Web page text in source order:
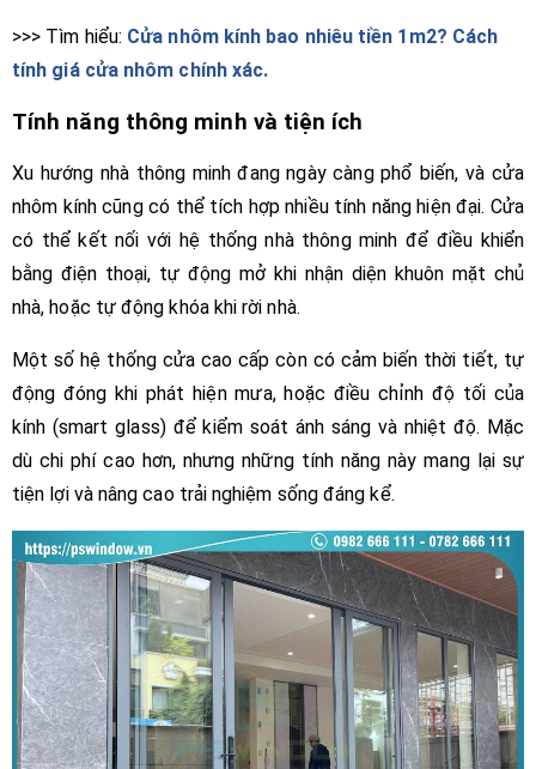
>>> Tìm hiểu: Cửa nhôm kính bao nhiêu tiền 1m2? Cách
tính giá cửa nhôm chính xác.
Tính năng thông minh và tiện ích
Xu hướng nhà thông minh đang ngày càng phổ biến, và cửa
nhôm kính cũng có thể tích hợp nhiều tính năng hiện đại. Cửa
có thể kết nối với hệ thống nhà thông minh để điều khiển
bằng điện thoại, tự động mở khi nhận diện khuôn mặt chủ
nhà, hoặc tự động khóa khi rời nhà.
Một số hệ thống cửa cao cấp còn có cảm biến thời tiết, tự
động đóng khi phát hiện mưa, hoặc điều chỉnh độ tối của
kính (smart glass) để kiểm soát ánh sáng và nhiệt độ. Mặc
dù chi phí cao hơn, nhưng những tính năng này mang lại sự
tiện lợi và nâng cao trải nghiệm sống đáng kể.